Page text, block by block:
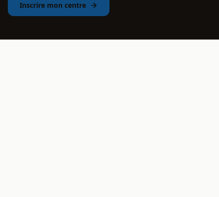
Inscrire mon centre